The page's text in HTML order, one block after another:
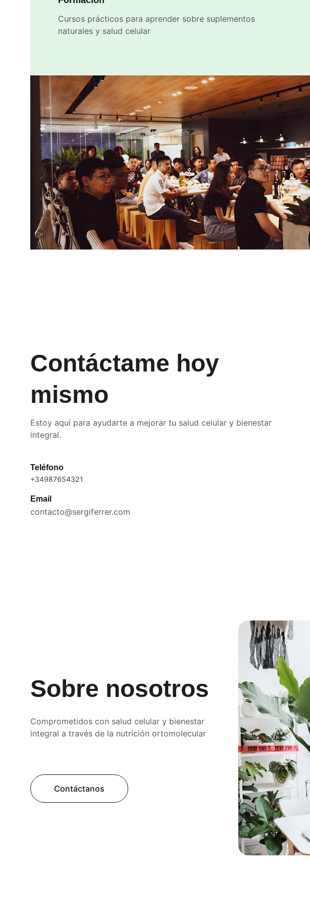
Cursos prácticos para aprender sobre suplementos
naturales y salud celular
Contáctame hoy
mismo
Estoy aquí para ayudarte a mejorar tu salud celular y bienestar
integral.
Teléfono
+34987654321
Email
contacto@sergiferrer.com
Sobre nosotros
Comprometidos con salud celular y bienestar
integral a través de la nutrición ortomolecular
Contáctanos